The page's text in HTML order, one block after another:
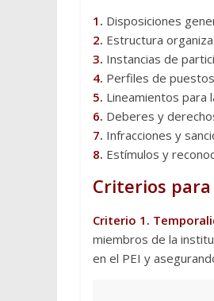
1. Disposiciones
2. Estructura
3. Instancias de
4. Perfiles de puestos
5. Lineamientos para
6. Deberes y
7. Infracciones y
8. Estímulos y
Criterios
Criterio 1.
miembros de la
en el PEI y